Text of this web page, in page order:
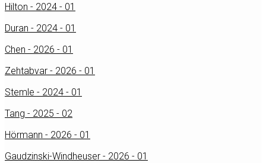
Hilton - 2024 - 01
Duran - 2024 - 01
Chen - 2026 - 01
Zehtabvar - 2026 - 01
Stemle - 2024 - 01
Tang - 2025 - 02
Hörmann - 2026 - 01
Gaudzinski-Windheuser - 2026 - 01